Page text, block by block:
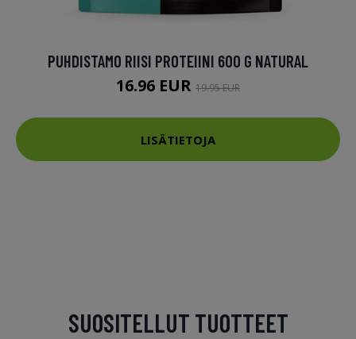
PUHDISTAMO RIISI PROTEIINI 600 G NATURAL
16.96 EUR 19.95 EUR
LISÄTIETOJA
SUOSITELLUT TUOTTEET